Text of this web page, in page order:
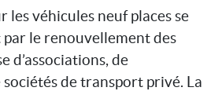
les véhicules neuf places se
le renouvellement des
d’associations, de
de transport privé. La